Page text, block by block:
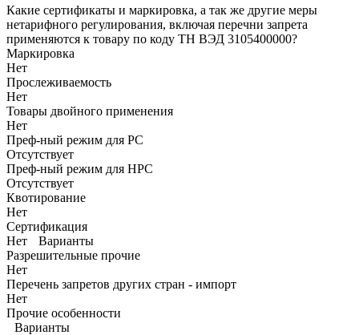
Какие сертификаты и маркировка, а так же другие меры
нетарифного регулирования, включая перечни запрета
применяются к товару по коду ТН ВЭД 3105400000?
Маркировка
Нет
Прослеживаемость
Нет
Товары двойного применения
Нет
Преф-ный режим для РС
Отсутствует
Преф-ный режим для НРС
Отсутствует
Квотирование
Нет
Сертификация
Нет
Варианты
Разрешительные прочие
Нет
Перечень запретов других стран - импорт
Нет
Прочие особенности
Варианты